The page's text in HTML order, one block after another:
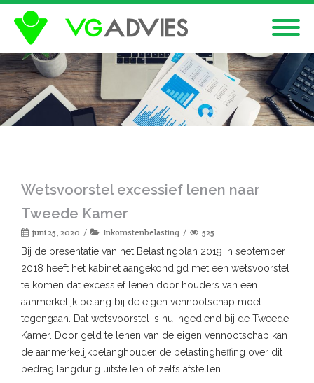
Wetsvoorstel excessief lenen naar
Tweede Kamer
juni 25, 2020 Inkomstenbelasting 525
Bij de presentatie van het Belastingplan 2019 in september
2018 heeft het kabinet aangekondigd met een wetsvoorstel
te komen dat excessief lenen door houders van een
aanmerkelijk belang bij de eigen vennootschap moet
tegengaan. Dat wetsvoorstel is nu ingediend bij de Tweede
Kamer. Door geld te lenen van de eigen vennootschap kan
de aanmerkelijkbelanghouder de belastingheffing over dit
bedrag langdurig uitstellen of zelfs afstellen.